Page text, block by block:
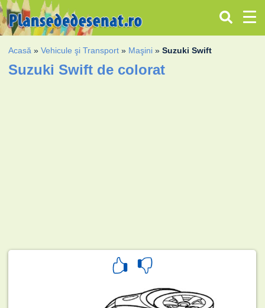
Acasă »Vehicule şi Transport » Maşini »Suzuki Swift
Suzuki Swift de colorat